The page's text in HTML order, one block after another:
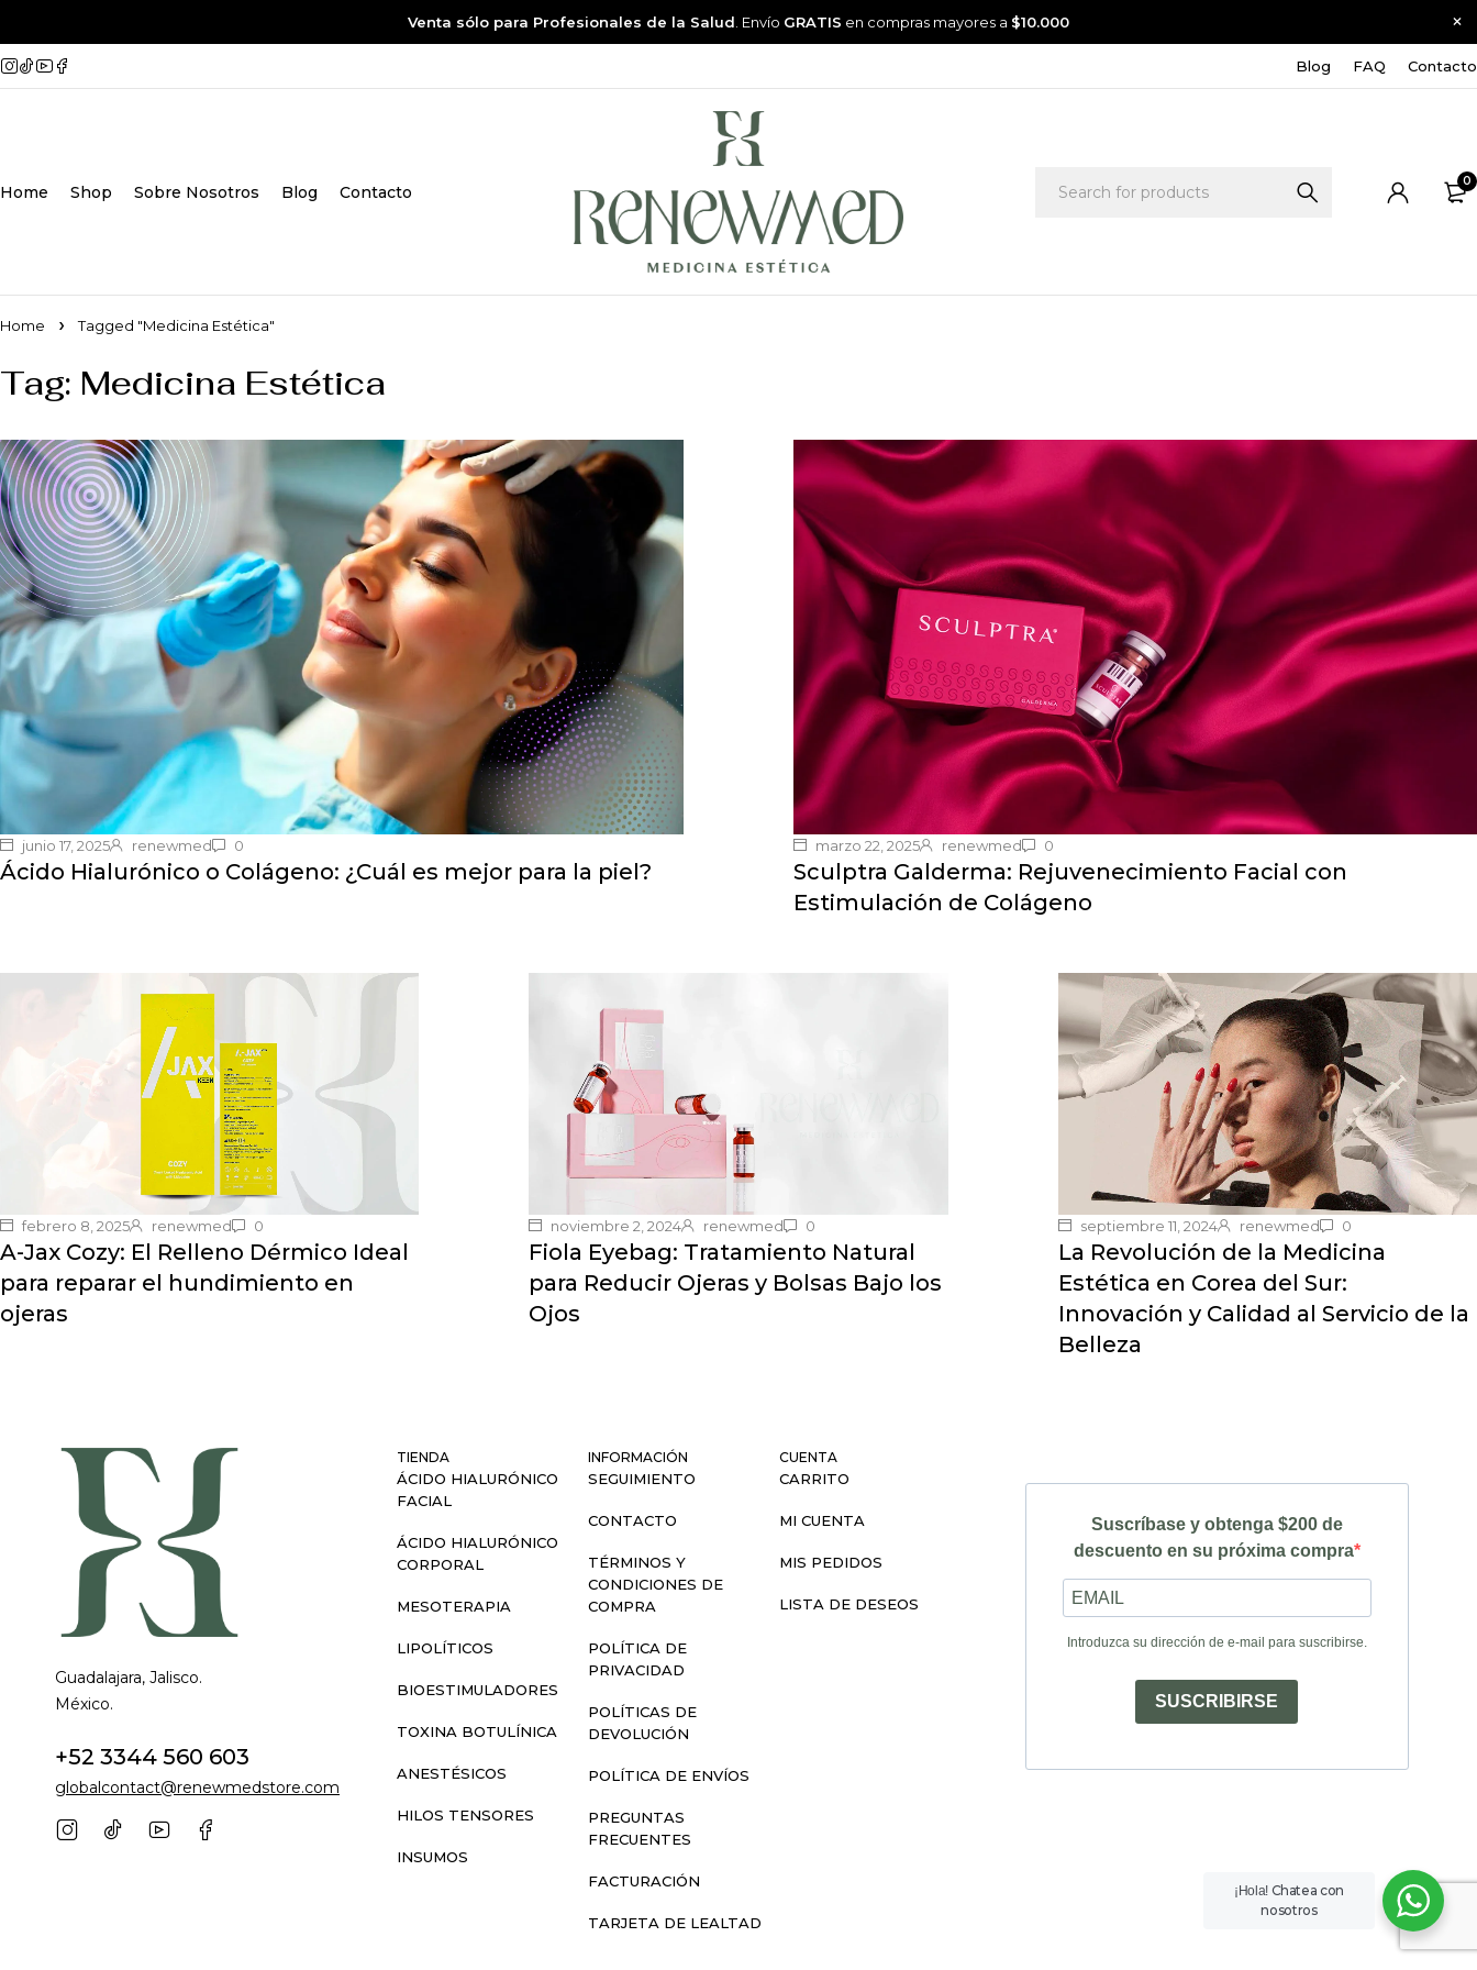
Venta sólo para Profesionales de la Salud . Envío GRATIS en compras mayores a $10.000
Blog FAQ Contacto
Home Shop Sobre Nosotros Blog Contacto
0
Home Tagged "Medicina Estética"
Tag: Medicina Estética
junio 17, 2025 renewmed 0
Ácido Hialurónico o Colágeno: ¿Cuál es mejor para la piel?
marzo 22, 2025 renewmed 0
Sculptra Galderma: Rejuvenecimiento Facial con
Estimulación de Colágeno
febrero 8, 2025 renewmed 0
A-Jax Cozy: El Relleno Dérmico Ideal
para reparar el hundimiento en
ojeras
noviembre 2, 2024 renewmed 0
Fiola Eyebag: Tratamiento Natural
para Reducir Ojeras y Bolsas Bajo los
Ojos
septiembre 11, 2024 renewmed 0
La Revolución de la Medicina
Estética en Corea del Sur:
Innovación y Calidad al Servicio de la
Belleza
Guadalajara, Jalisco.
México.
+52 3344 560 603
globalcontact@renewmedstore.com
TIENDA
ÁCIDO HIALURÓNICO
FACIAL
ÁCIDO HIALURÓNICO
CORPORAL
MESOTERAPIA
LIPOLÍTICOS
BIOESTIMULADORES
TOXINA BOTULÍNICA
ANESTÉSICOS
HILOS TENSORES
INSUMOS
INFORMACIÓN
SEGUIMIENTO
CONTACTO
TÉRMINOS Y
CONDICIONES DE
COMPRA
POLÍTICA DE
PRIVACIDAD
POLÍTICAS DE
DEVOLUCIÓN
POLÍTICA DE ENVÍOS
PREGUNTAS
FRECUENTES
FACTURACIÓN
TARJETA DE LEALTAD
CUENTA
CARRITO
MI CUENTA
MIS PEDIDOS
LISTA DE DESEOS
Suscríbase y obtenga $200 de
descuento en su próxima compra
Introduzca su dirección de e-mail para suscribirse.
SUSCRIBIRSE
¡Hola! Chatea con
nosotros